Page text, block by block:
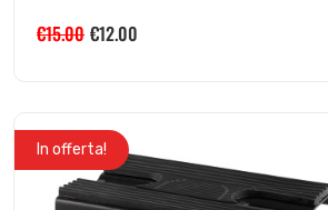
€15.00 €12.00
In offerta!